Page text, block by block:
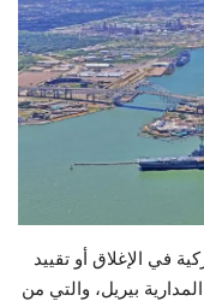
في الإغلاق أو تقييد
بيريل، والتي من